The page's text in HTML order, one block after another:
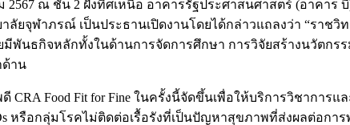
ณ ชั้น 2 ฝั่งทิศเหนือ อาคารรัฐประศาสนศาสตร์ (อาคาร
ยจุฬาภรณ์ เป็นประธานเปิดงานโดยได้กล่าวแถลงว่า “ราช
พันธกิจหลักทั้งในด้านการจัดการศึกษา การวิจัยสร้างนวัตก
ด้าน
Food Fit for Fine ในครั้งนี้จัดขึ้นเพื่อให้บริการวิชาการแ
หรือกลุ่มโรคไม่ติดต่อเรื้อรังที่เป็นปัญหาสุขภาพที่ส่งผลต่อกา